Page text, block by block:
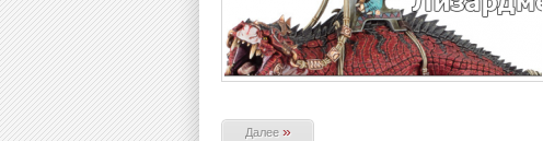
Далее »